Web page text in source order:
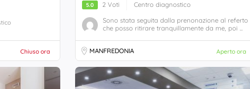
Chiuso ora
5.0 2 Voti
Centro diagnostico
Sono stata seguita dalla prenonazione al referto
che posso ritirare tranquillamente da me, poi ...
MANFREDONIA Aperto ora